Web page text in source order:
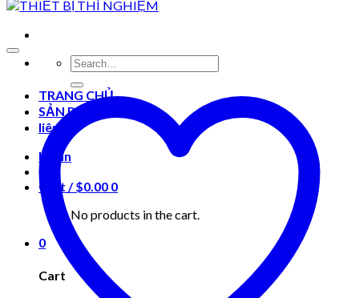
Search
for:
TRANG CHỦ
SẢN PHẨM
liên hệ
Login
Cart /$0.00 0
No products in the cart.
0
Cart